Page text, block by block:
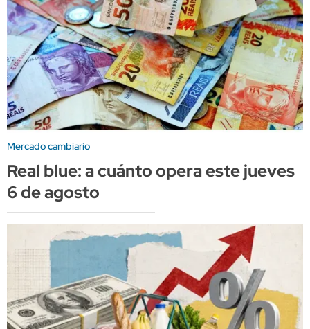
Mercado cambiario
Real blue: a cuánto opera este jueves
6 de agosto